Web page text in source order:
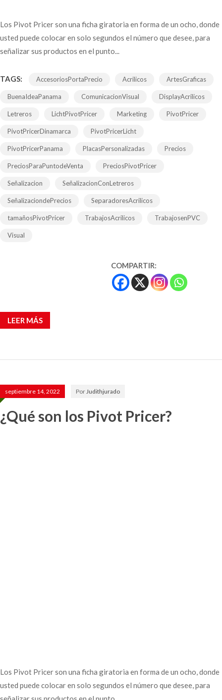
Los Pivot Pricer son una ficha giratoria en forma de un ocho, donde
usted puede colocar en solo segundos el número que desee, para
señalizar sus productos en el punto...
TAGS: AccesoriosPortaPrecio Acrilicos ArtesGraficas
BuenaIdeaPanama ComunicacionVisual DisplayAcrilicos
Letreros LichtPivotPricer Marketing PivotPricer
PivotPricerDinamarca PivotPricerLicht
PivotPricerPanama PlacasPersonalizadas Precios
PreciosParaPuntodeVenta PreciosPivotPricer
Señalizacion SeñalizacionConLetreros
SeñalizaciondePrecios SeparadoresAcrilicos
tamañosPivotPricer TrabajosAcrilicos TrabajosenPVC
Visual
COMPARTIR:
LEER MÁS
septiembre 14, 2022 Por Judithjurado
¿Qué son los Pivot Pricer?
Los Pivot Pricer son una ficha giratoria en forma de un ocho, donde
usted puede colocar en solo segundos el número que desee, para